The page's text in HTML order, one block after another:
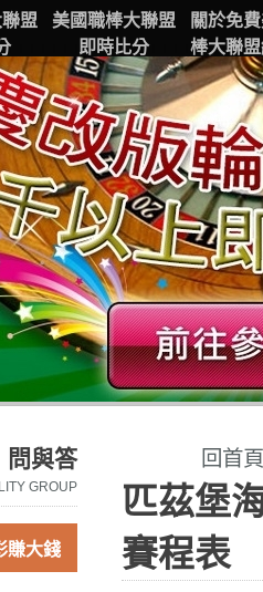
盟
美國職棒大聯盟
即時比分
關於免
棒大聯
播
問與答
GROUP
賺大錢
回首頁
匹茲堡
賽程表